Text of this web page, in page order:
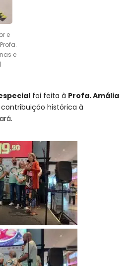
e
e
foi feita à Profa. Amália
contribuição histórica à